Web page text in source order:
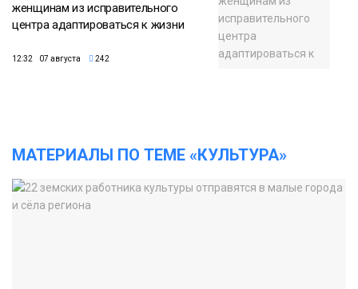
женщинам из исправительного
центра адаптироваться к жизни
12:32 07 августа 242
МАТЕРИАЛЫ ПО ТЕМЕ «КУЛЬТУРА»